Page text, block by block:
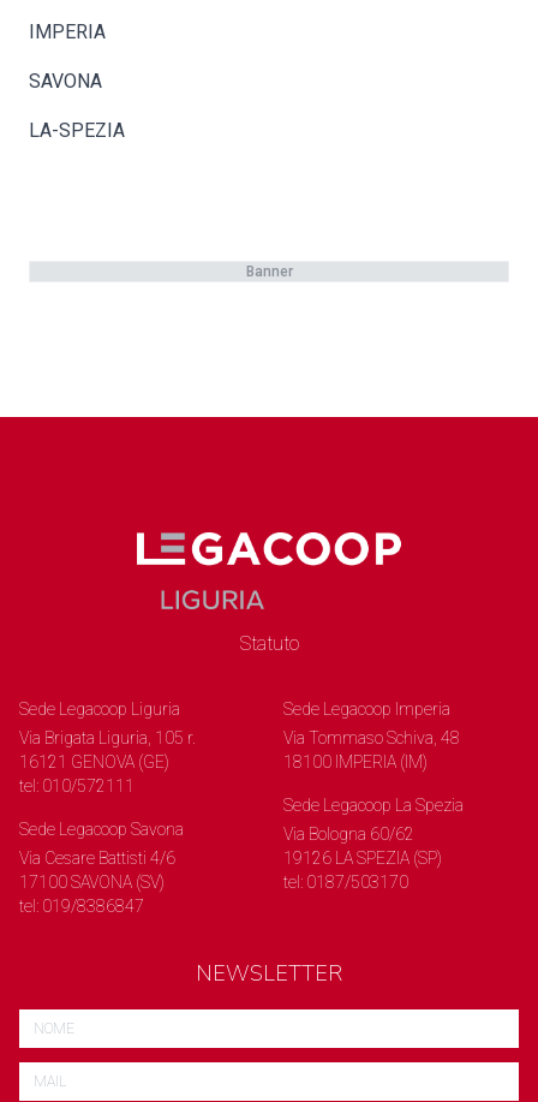
IMPERIA
SAVONA
LA-SPEZIA
Banner
Statuto
Sede Legacoop Liguria
Via Brigata Liguria, 105 r.
16121 GENOVA (GE)
tel: 010/572111
Sede Legacoop Savona
Via Cesare Battisti 4/6
17100 SAVONA (SV)
tel: 019/8386847
Sede Legacoop Imperia
Via Tommaso Schiva, 48
18100 IMPERIA (IM)
Sede Legacoop La Spezia
Via Bologna 60/62
19126 LA SPEZIA (SP)
tel: 0187/503170
NEWSLETTER